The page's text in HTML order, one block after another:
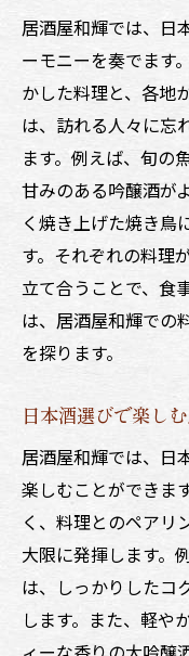
居酒屋和輝では、日
ーモニーを奏でます
かした料理と、各地
は、訪れる人々に忘
ます。例えば、旬の
甘みのある吟醸酒が
く焼き上げた焼き鳥
す。それぞれの料理
立て合うことで、食
は、居酒屋和輝での
を探ります。
日本酒選びで楽し
居酒屋和輝では、日
楽しむことができま
く、料理とのペアリ
大限に発揮します。
は、しっかりしたコ
します。また、軽や